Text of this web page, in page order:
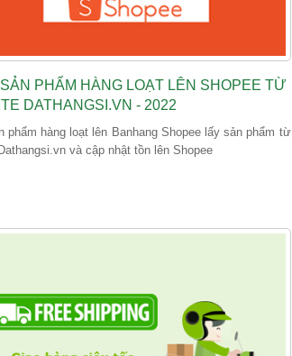
PHẨM HÀNG LOẠT LÊN SHOPEE TỪ
DATHANGSI.VN - 2022
phẩm hàng loạt lên Banhang Shopee lấy sản phẩm từ
và cập nhật tồn lên Shopee